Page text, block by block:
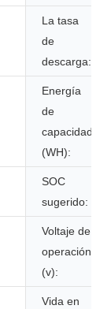
La tasa
de
descarga:
Energía
de
capacidad
(WH):
SOC
sugerido:
Voltaje de
operación
(v):
Vida en